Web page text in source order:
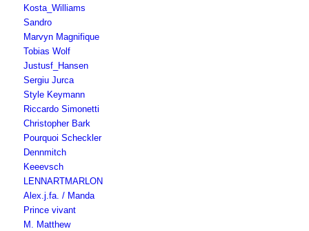
Kosta_Williams
Sandro
Marvyn Magnifique
Tobias Wolf
Justusf_Hansen
Sergiu Jurca
Style Keymann
Riccardo Simonetti
Christopher Bark
Pourquoi Scheckler
Dennmitch
Keeevsch
LENNARTMARLON
Alex.j.fa. / Manda
Prince vivant
M. Matthew